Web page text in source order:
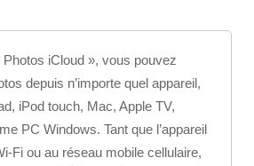
iCloud », vous pouvez
depuis n’importe quel appareil,
iPod touch, Mac, Apple TV,
PC Windows. Tant que l’appareil
Fi ou au réseau mobile cellulaire,